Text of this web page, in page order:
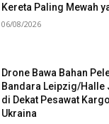
Kereta Paling Mewah
06/08/2026
Drone Bawa Bahan
Bandara Leipzig/Halle
di Dekat Pesawat
Ukraina